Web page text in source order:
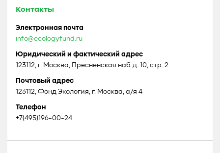
Контакты
Электронная почта
info@ecologyfund.ru
Юридический и фактический адрес
123112, г. Москва, Пресненская наб. д. 10, стр. 2
Почтовый адрес
123112, Фонд Экология, г. Москва, а/я 4
Телефон
+7(495)196-00-24